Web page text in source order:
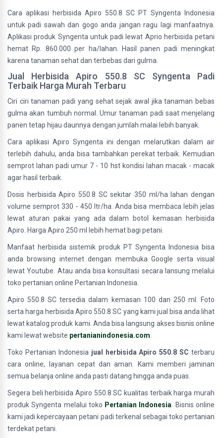
Cara aplikasi herbisida Apiro 550.8 SC PT Syngenta Indonesia
untuk padi sawah dan gogo anda jangan ragu lagi manfaatnya.
Aplikasi produk Syngenta untuk padi lewat Aprio herbisida petani
hemat Rp. 860.000 per ha/lahan. Hasil panen padi meningkat
karena tanaman sehat dan terbebas dari gulma.
Jual Herbisida Apiro 550.8 SC Syngenta Padi
Terbaik Harga Murah Terbaru
Ciri ciri tanaman padi yang sehat sejak awal jika tanaman bebas
gulma akan tumbuh normal. Umur tanaman padi saat menjelang
panen tetap hijau daunnya dengan jumlah malai lebih banyak.
Cara aplikasi Apiro Syngenta ini dengan melarutkan dalam air
terlebih dahulu, anda bisa tambahkan perekat terbaik. Kemudian
semprot lahan padi umur 7 - 10 hst kondisi lahan macak - macak
agar hasil terbaik.
Dosis herbisida Apiro 550.8 SC sekitar 350 ml/ha lahan dengan
volume semprot 330 - 450 ltr/ha. Anda bisa membaca lebih jelas
lewat aturan pakai yang ada dalam botol kemasan herbisida
Apiro. Harga Apiro 250 ml lebih hemat bagi petani.
Manfaat herbisida sistemik produk PT Syngenta Indonesia bisa
anda browsing internet dengan membuka Google serta visual
lewat Youtube. Atau anda bisa konsultasi secara lansung melalui
toko pertanian online Pertanian Indonesia.
Apiro 550.8 SC tersedia dalam kemasan 100 dan 250 ml. Foto
serta harga herbisida Apiro 550.8 SC yang kami jual bisa anda lihat
lewat katalog produk kami. Anda bisa langsung akses bisnis online
kami lewat website pertanianindonesia.com
Toko Pertanian Indonesia jual herbisida Apiro 550.8 SC terbaru
cara online, layanan cepat dan aman. Kami memberi jaminan
semua belanja online anda pasti datang hingga anda puas.
Segera beli herbisida Apiro 550.8 SC kualitas terbaik harga murah
produk Syngenta melalui toko Pertanian Indonesia . Bisnis online
kami jadi kepercayaan petani padi terkenal sebagai toko pertanian
terdekat petani.